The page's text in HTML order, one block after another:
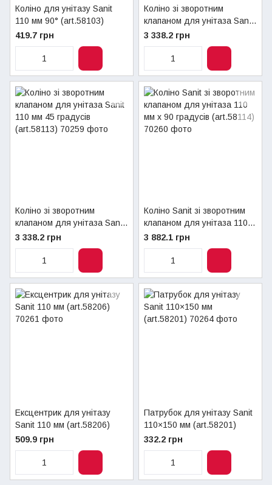
Коліно для унітазу Sanit
110 мм 90° (art.58103)
419.7 грн
Коліно зі зворотним
клапаном для унітаза Sanit
110 мм х 22 градуса
(art.58112)
3 338.2 грн
Коліно зі зворотним
клапаном для унітаза Sanit
110 мм 45 градусів
(art.58113)
3 338.2 грн
Коліно Sanit зі зворотним
клапаном для унітаза 110
мм х 90 градусів (art.58114)
3 882.1 грн
Ексцентрик для унітазу
Sanit 110 мм (art.58206)
509.9 грн
Патрубок для унітазу Sanit
110×150 мм (art.58201)
332.2 грн